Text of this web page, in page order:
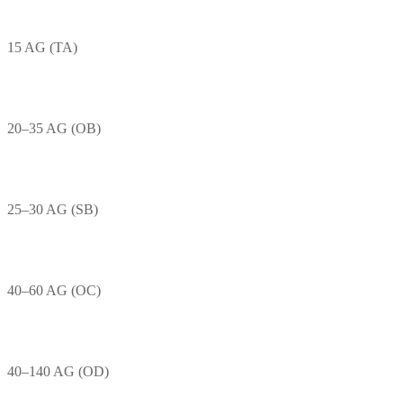
15 AG (TA)
20–35 AG (OB)
25–30 AG (SB)
40–60 AG (OC)
40–140 AG (OD)